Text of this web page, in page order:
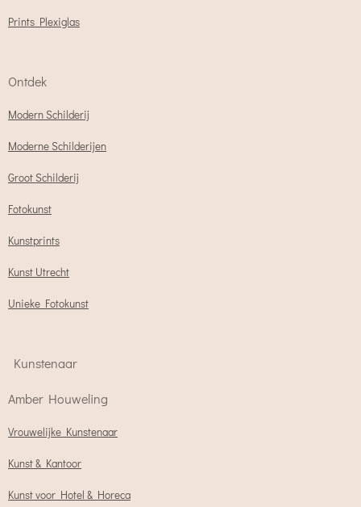
Prints Plexiglas
Ontdek
Modern Schilderij
Moderne Schilderijen
Groot Schilderij
Fotokunst
Kunstprints
Kunst Utrecht
Unieke Fotokunst
Kunstenaar
Amber Houweling
Vrouwelijke Kunstenaar
Kunst & Kantoor
Kunst voor Hotel & Horeca